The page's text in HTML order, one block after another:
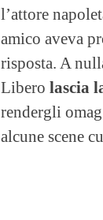
l’attore
amico aveva
risposta. A
Libero lascia
rendergli
alcune scene